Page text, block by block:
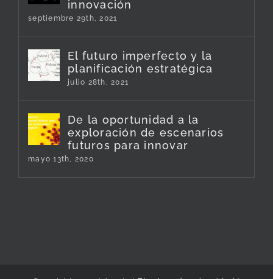
innovación
septiembre 29th, 2021
El futuro imperfecto y la
planificación estratégica
julio 28th, 2021
De la oportunidad a la
exploración de escenarios
futuros para innovar
mayo 13th, 2020